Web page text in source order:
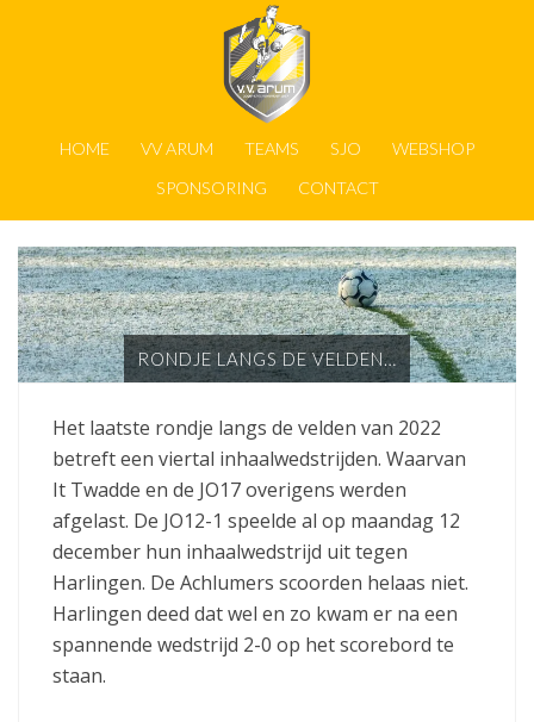
HOME VV ARUM TEAMS SJO
WEBSHOP
SPONSORING
CONTACT
RONDJE LANGS DE VELDEN…
Het laatste rondje langs de velden van 2022
betreft een viertal inhaalwedstrijden. Waarvan
It Twadde en de JO17 overigens werden
afgelast. De JO12-1 speelde al op maandag 12
december hun inhaalwedstrijd uit tegen
Harlingen. De Achlumers scoorden helaas niet.
Harlingen deed dat wel en zo kwam er na een
spannende wedstrijd 2-0 op het scorebord te
staan.